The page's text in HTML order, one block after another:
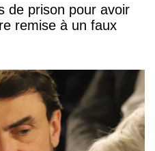
de prison pour avoir
remise à un faux